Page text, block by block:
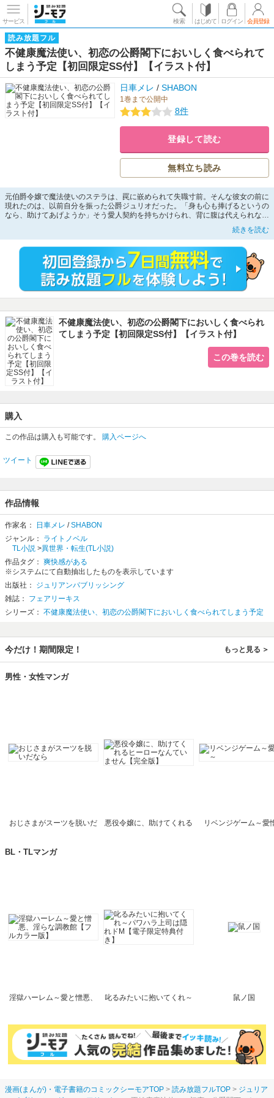
サービス 検索 はじめて ログイン 会員登録
読み放題フル
不健康魔法使い、初恋の公爵閣下においしく食べられて
しまう予定【初回限定SS付】【イラスト付】
日車メレ / SHABON
1巻まで公開中
8件
登録して読む
無料立ち読み
元伯爵令嬢で魔法使いのステラは、罠に嵌められて失職寸前。そんな彼女の前に
現れたのは、以前自分を振った公爵ジュリオだった。「身も心も捧げるというの
なら、助けてあげようか」そう愛人契約を持ちかけられ、背に腹は代えられない
と契約を受け入れたステラ。しかし――「君のその不健康そうな身体、まったく
好みじゃないんだ」ジュリオはなぜかステラの健康管理をはじめて!? 警戒心
れたりと、翻弄されっぱなし。だがそんな間にも、ステラを狙う不穏な動き
が……!? WEBで人気のこじらせ溺愛ファンタジー、書き下ろしも収録して書
※こちらの作品は通常版とサイン版がございます。本編の内容は同一ですので重
複購入にご注意ください。
続きを読む
不健康魔法使い、初恋の公爵閣下においしく食べられ
てしまう予定【初回限定SS付】【イラスト付】
この巻を読む
購入
この作品は購入も可能です。 購入ページへ
ツイート
作品情報
作家名： 日車メレ /SHABON
ジャンル： ライトノベル
TL小説 >異世界・転生(TL小説)
作品タグ： 爽快感がある
※システムにて自動抽出したものを表示しています
出版社： ジュリアンパブリッシング
雑誌： フェアリーキス
シリーズ： 不健康魔法使い、初恋の公爵閣下においしく食べられてしまう予定
今だけ！期間限定！ もっと見る
男性・女性マンガ
おじさまがスーツを脱いだ
悪役令嬢に、助けてくれる
リベンジゲーム～愛
BL・TLマンガ
淫獄ハーレム～愛と憎悪、
叱るみたいに抱いてくれ～
鼠ノ国
漫画(まんが)・電子書籍のコミックシーモアTOP 読み放題フルTOP
ジュリア